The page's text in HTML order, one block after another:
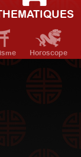
Horoscope